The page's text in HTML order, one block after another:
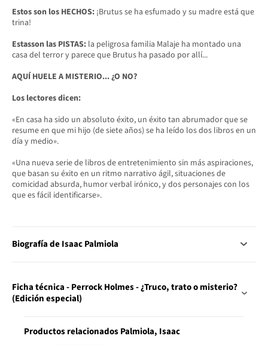
Estos son los HECHOS: ¡Brutus se ha esfumado y su madre está que
trina!
Estasson las PISTAS: la peligrosa familia Malaje ha montado una
casa del terror y parece que Brutus ha pasado por allí...
AQUÍ HUELE A MISTERIO... ¿O NO?
Los lectores dicen:
«En casa ha sido un absoluto éxito, un éxito tan abrumador que se
resume en que mi hijo (de siete años) se ha leído los dos libros en un
día y medio».
«Una nueva serie de libros de entretenimiento sin más aspiraciones,
que basan su éxito en un ritmo narrativo ágil, situaciones de
comicidad absurda, humor verbal irónico, y dos personajes con los
que es fácil identificarse».
Biografía de Isaac Palmiola
Ficha técnica - Perrock Holmes - ¿Truco, trato o misterio?
(Edición especial)
Productos relacionados Palmiola, Isaac